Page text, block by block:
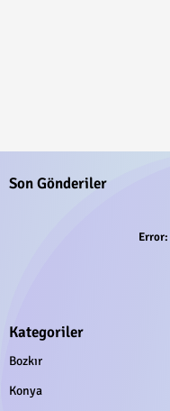
Son Gönderiler
Error:
Kategoriler
Bozkır
Konya